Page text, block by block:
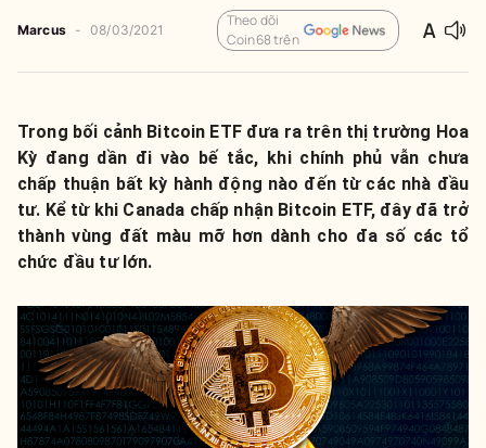
Marcus - 08/03/2021
Theo dõi
Coin68 trên
Trong bối cảnh Bitcoin ETF đưa ra trên thị trường Hoa
Kỳ đang dần đi vào bế tắc, khi chính phủ vẫn chưa
chấp thuận bất kỳ hành động nào đến từ các nhà đầu
tư. Kể từ khi Canada chấp nhận Bitcoin ETF, đây đã trở
thành vùng đất màu mỡ hơn dành cho đa số các tổ
chức đầu tư lớn.